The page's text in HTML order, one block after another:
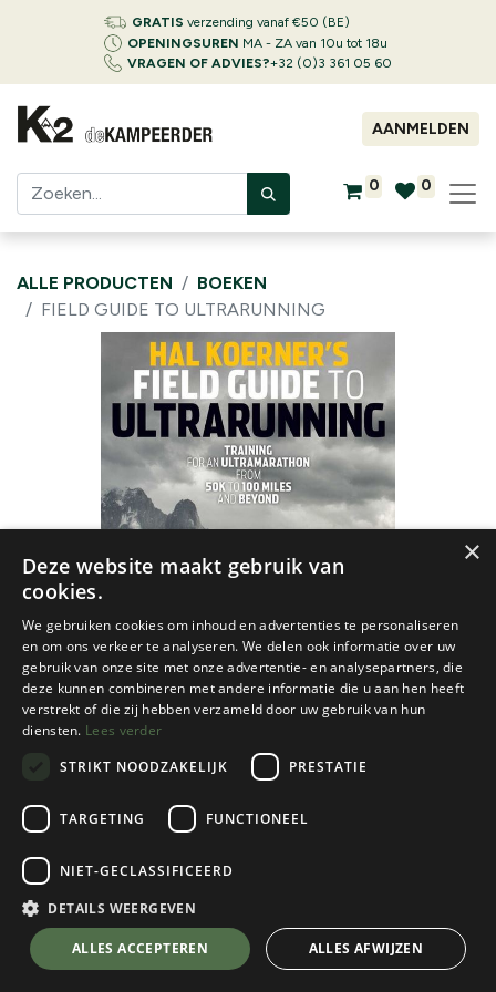
GRATIS verzending vanaf €50 (BE)
OPENINGSUREN MA - ZA van 10u tot 18u
VRAGEN OF ADVIES?+32 (0)3 361 05 60
AANMELDEN
0 0
ALLE PRODUCTEN
BOEKEN
FIELD GUIDE TO ULTRARUNNING
Velopress
Field Guide to Ultrarunning
€24,95
💬 Stel je vraag over dit product via WhatsApp
×
Deze website maakt gebruik van
cookies.
We gebruiken cookies om inhoud en advertenties te personaliseren
en om ons verkeer te analyseren. We delen ook informatie over uw
gebruik van onze site met onze advertentie- en analysepartners, die
deze kunnen combineren met andere informatie die u aan hen heeft
verstrekt of die zij hebben verzameld door uw gebruik van hun
diensten. Lees verder
STRIKT NOODZAKELIJK
PRESTATIE
TARGETING FUNCTIONEEL
NIET-GECLASSIFICEERD
DETAILS WEERGEVEN
ALLES ACCEPTEREN ALLES AFWIJZEN